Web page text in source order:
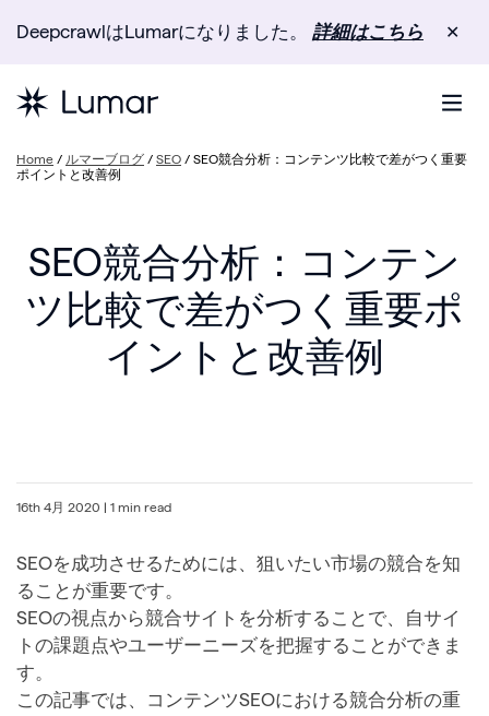
DeepcrawlはLumarになりました。 詳細はこちら ✕
Home / ルマーブログ / SEO / SEO競合分析：コンテンツ比較で差がつく重要
ポイントと改善例
SEO競合分析：コンテン
ツ比較で差がつく重要ポ
イントと改善例
16th 4月 2020 | 1 min read
SEOを成功させるためには、狙いたい市場の競合を知
ることが重要です。
SEOの視点から競合サイトを分析することで、自サイ
トの課題点やユーザーニーズを把握することができま
す。
この記事では、コンテンツSEOにおける競合分析の重